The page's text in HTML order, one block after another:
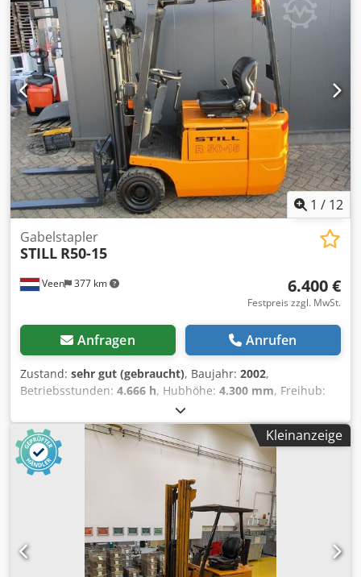
1 / 12
Veen 377 km
Gabelstapler
STILL R50-15
6.400 €
Festpreis zzgl. MwSt.
Anfragen Anrufen
Zustand: sehr gut (gebraucht), Baujahr: 2002,
Betriebsstunden: 4.666 h, Hubhöhe: 4.300 mm, Freihub:
elektrisch
Gabellänge:1.150 mm, Gesamthöhe:1.990 mm, Farbe:
Sonstige
, zGG: 3.090 kg Dodpezifl Ijfx Ahrjck Hubkapazität:
1.500 kg WENIG STUNDEN! Batterie 24V 8PzS 1000Ah 2025
mit Zentralbefüllung, 380V Hochfrequenz-Lader,
Seitenschieber, Freihub, Gabellänge 1150 mm, SE-Banden
85%, Arbeitsleuchten, Gut gepflegt!
Kleinanzeige